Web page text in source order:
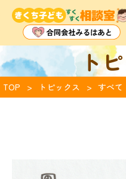
ト
TOP トピックス すべて